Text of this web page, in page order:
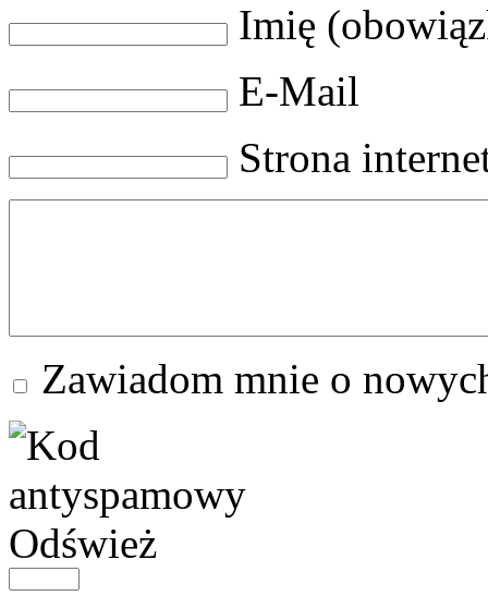
Imię
E-Mail
Strona
Zawiadom mnie o
Odśwież